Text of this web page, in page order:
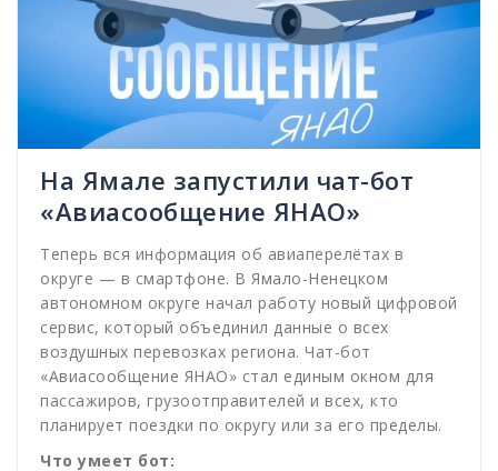
На Ямале запустили чат-бот
«Авиасообщение ЯНАО»
Теперь вся информация об авиаперелётах в
округе — в смартфоне. В Ямало-Ненецком
автономном округе начал работу новый цифровой
сервис, который объединил данные о всех
воздушных перевозках региона. Чат-бот
«Авиасообщение ЯНАО» стал единым окном для
пассажиров, грузоотправителей и всех, кто
планирует поездки по округу или за его пределы.
Что умеет бот: